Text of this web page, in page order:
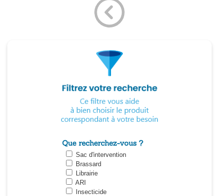
Que recherchez-vous ?
Sac d'intervention
Brassard
Librairie
ARI
Insecticide